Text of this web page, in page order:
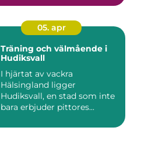
05. apr
Träning och välmående i
Hudiksvall
I hjärtat av vackra
Hälsingland ligger
Hudiksvall, en stad som inte
bara erbjuder pittores...